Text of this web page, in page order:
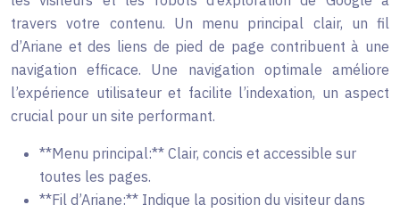
travers votre contenu. Un menu principal clair, un fil
d’Ariane et des liens de pied de page contribuent à une
navigation efficace. Une navigation optimale améliore
l’expérience utilisateur et facilite l’indexation, un aspect
crucial pour un site performant.
**Menu principal:** Clair, concis et accessible sur
toutes les pages.
**Fil d’Ariane:** Indique la position du visiteur dans